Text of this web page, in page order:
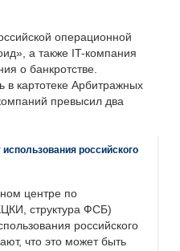
операционной
а также IT-компания
о банкротстве.
картотеке Арбитражных
превысил два
российского
центре по
структура ФСБ)
российского
что это может быть